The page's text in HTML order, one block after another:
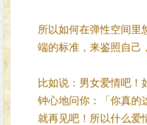
所以如何在弹性空间里
端的标准，来鉴照自己
比如说：男女爱情吧！
钟心地问你：「你真的
就再见吧！所以什么爱